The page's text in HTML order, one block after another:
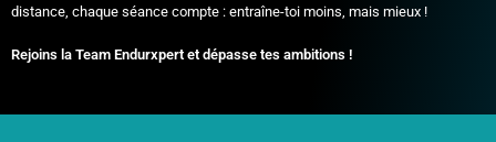
distance, chaque séance compte : entraîne-toi moins, mais mieux !
Rejoins la Team Endurxpert et dépasse tes ambitions !